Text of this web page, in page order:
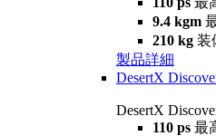
9.4 kgm
210 kg 装
製品詳細
DesertX
DesertX
110 ps 最